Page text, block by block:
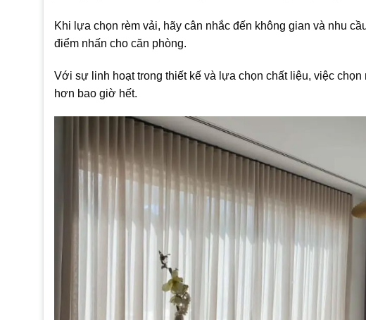
Khi lựa chọn rèm vải, hãy cân nhắc đến không gian và nhu
điểm nhấn cho căn phòng.
Với sự linh hoạt trong thiết kế và lựa chọn chất liệu, việc
hơn bao giờ hết.